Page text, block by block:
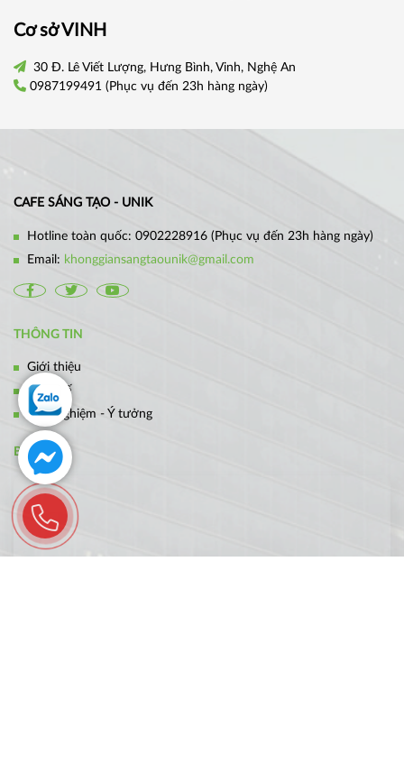
Cơ sở VINH
30 Đ. Lê Viết Lượng, Hưng Bình, Vinh, Nghệ An
0987199491 (Phục vụ đến 23h hàng ngày)
CAFE SÁNG TẠO - UNIK
Hotline toàn quốc: 0902228916 (Phục vụ đến 23h hàng ngày)
Email: khonggiansangtaounik@gmail.com
THÔNG TIN
Giới thiệu
Thiết kế
Kinh nghiệm - Ý tưởng
BẢN ĐỒ